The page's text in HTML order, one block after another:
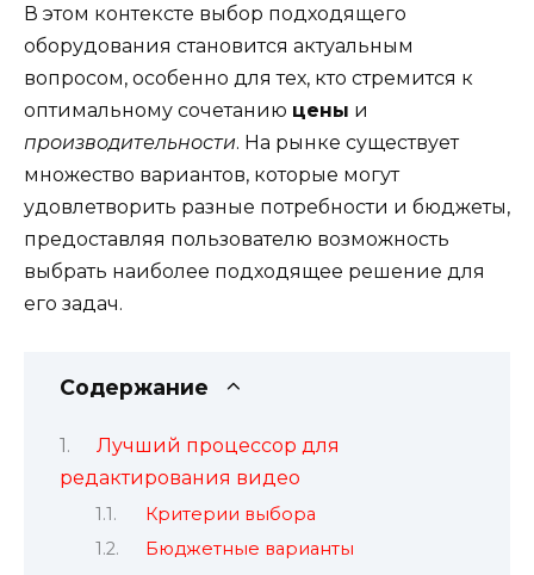
В этом контексте выбор подходящего
оборудования становится актуальным
вопросом, особенно для тех, кто стремится к
оптимальному сочетанию цены и
производительности. На рынке существует
множество вариантов, которые могут
удовлетворить разные потребности и бюджеты,
предоставляя пользователю возможность
выбрать наиболее подходящее решение для
его задач.
Содержание
Лучший процессор для
редактирования видео
Критерии выбора
Бюджетные варианты